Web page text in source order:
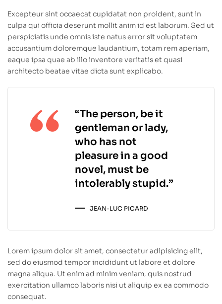
Excepteur sint occaecat cupidatat non proident, sunt in
culpa qui officia deserunt mollit anim id est laborum. Sed ut
perspiciatis unde omnis iste natus error sit voluptatem
accusantium doloremque laudantium, totam rem aperiam,
eaque ipsa quae ab illo inventore veritatis et quasi
architecto beatae vitae dicta sunt explicabo.
“The person, be it
gentleman or lady,
who has not
pleasure in a good
novel, must be
intolerably stupid.”
JEAN-LUC PICARD
Lorem ipsum dolor sit amet, consectetur adipisicing elit,
sed do eiusmod tempor incididunt ut labore et dolore
magna aliqua. Ut enim ad minim veniam, quis nostrud
exercitation ullamco laboris nisi ut aliquip ex ea commodo
consequat.